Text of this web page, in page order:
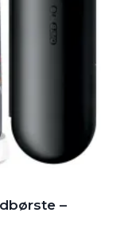
–